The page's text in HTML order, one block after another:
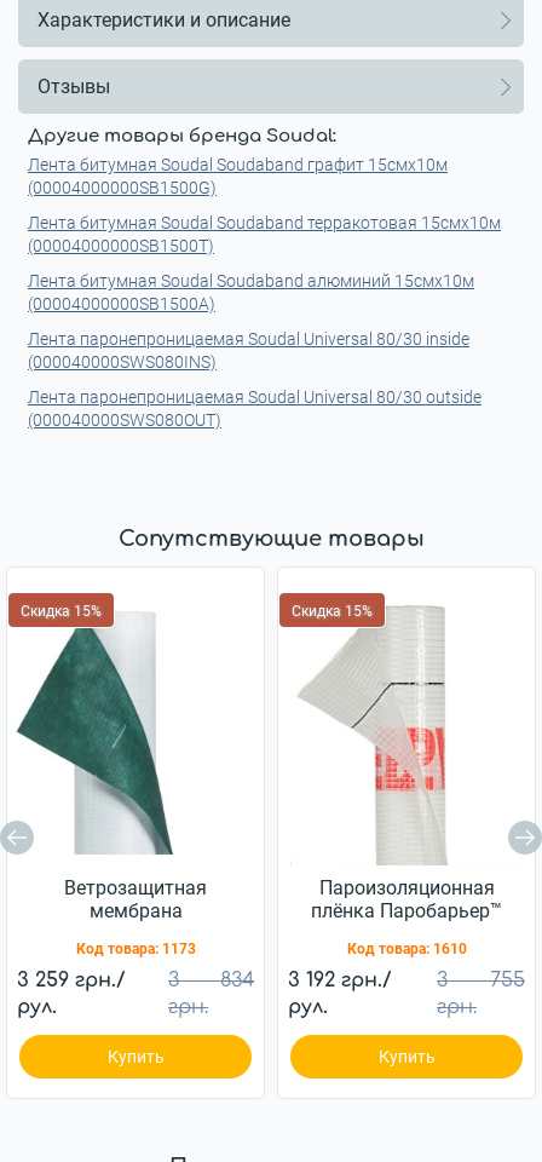
Характеристики и описание
Отзывы
Другие товары бренда Soudal:
Лента битумная Soudal Soudaband графит 15смx10м
(00004000000SB1500G)
Лента битумная Soudal Soudaband терракотовая 15смx10м
(00004000000SB1500T)
Лента битумная Soudal Soudaband алюминий 15смx10м
(00004000000SB1500A)
Лента паронепроницаемая Soudal Universal 80/30 inside
(000040000SWS080INS)
Лента паронепроницаемая Soudal Universal 80/30 outside
(000040000SWS080OUT)
Сопутствующие товары
Скидка 15%
Ветрозащитная
мембрана
85г/м2 (75м2)
Код товара: 1173
3 259 грн./
рул.
3 834
грн.
Купить
Скидка 15%
Пароизоляционная
плёнка Паробарьер™
(75м2)
Код товара: 1610
3 192 грн./
рул.
3 755
грн.
Купить